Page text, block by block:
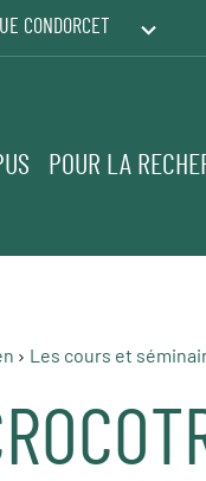
CONDORCET
POUR LA
Les cours et